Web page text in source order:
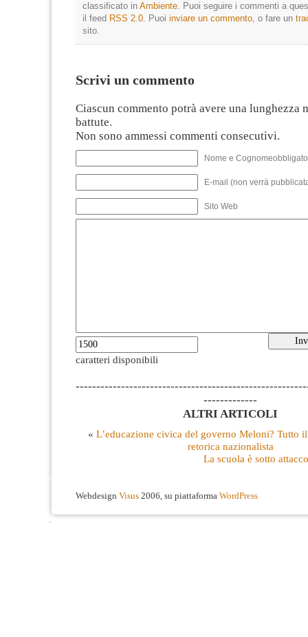
classificato in Ambiente. Puoi seguire i commenti a
il feed RSS 2.0. Puoi inviare un commento, o fare un
sito.
Scrivi un commento
Ciascun commento potrà avere una lunghezza
battute.
Non sono ammessi commenti consecutivi.
Nome e
E-mail (non verrà
Sito Web
caratteri disponibili
-------------
ALTRI ARTICOLI
« L’educazione civica del governo Meloni? Tutto
retorica nazionalista
La scuola è sotto
Webdesign Visus 2006, su piattaforma WordPress